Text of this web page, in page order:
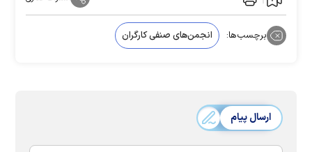
برچسب‌ها: انجمن‌های صنفی کارگران
ارسال پیام